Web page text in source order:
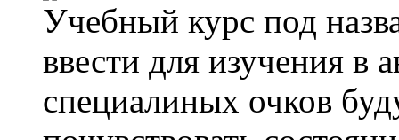
Учебный курс под
ввести для изучения
специалиных очков